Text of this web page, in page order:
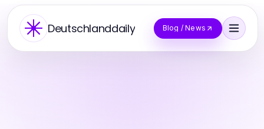
Deutschlanddaily Blog / News